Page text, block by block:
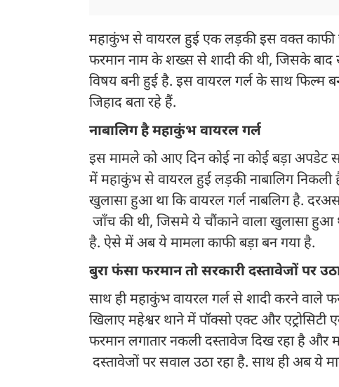
महाकुंभ से वायरल हुई एक लड़की इस वक्त काफी
फरमान नाम के शख्स से शादी की थी, जिसके
विषय बनी हुई है. इस वायरल गर्ल के साथ फिल्म
जिहाद बता रहे हैं.
नाबालिग है महाकुंभ वायरल गर्ल
इस मामले को आए दिन कोई ना कोई बड़ा अपडेट
में महाकुंभ से वायरल हुई लड़की नाबालिग निकली
खुलासा हुआ था कि वायरल गर्ल नाबलिग है.
जाँच की थी, जिसमे ये चौंकाने वाला खुलासा हुआ
है. ऐसे में अब ये मामला काफी बड़ा बन गया है.
बुरा फंसा फरमान तो सरकारी दस्तावेजों पर
साथ ही महाकुंभ वायरल गर्ल से शादी करने वाले
खिलाए महेश्वर थाने में पॉक्सो एक्ट और
फरमान लगातार नकली दस्तावेज दिख रहा है और
दस्तावेजों पर सवाल उठा रहा है. साथ ही अब ये